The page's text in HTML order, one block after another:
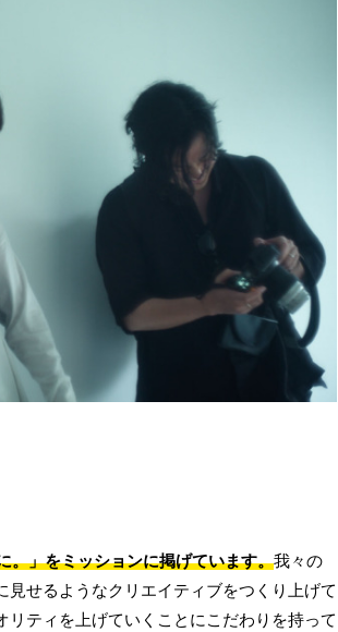
。」をミッションに掲げています。我々の
せるようなクリエイティブをつくり上げて
ティを上げていくことにこだわりを持って